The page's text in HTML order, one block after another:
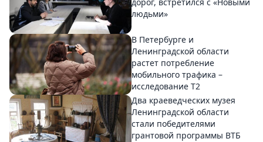
людьми»
В Петербурге и
Ленинградской области
растет потребление
мобильного трафика –
исследование T2
Два краеведческих музея
Ленинградской области
стали победителями
грантовой программы ВТБ